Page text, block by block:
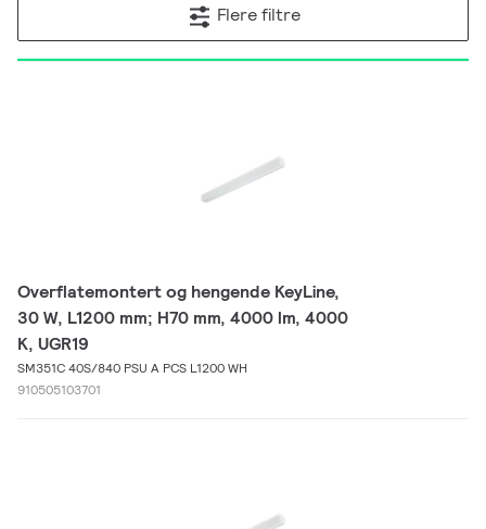
Flere filtre
Overflatemontert og hengende KeyLine,
30 W, L1200 mm; H70 mm, 4000 lm, 4000
K, UGR19
SM351C 40S/840 PSU A PCS L1200 WH
910505103701